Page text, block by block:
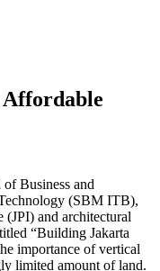
Business and
(SBM ITB),
(JPI) and architectural
“Building Jakarta
importance of vertical
limited amount of land.